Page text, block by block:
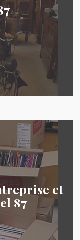
et
87